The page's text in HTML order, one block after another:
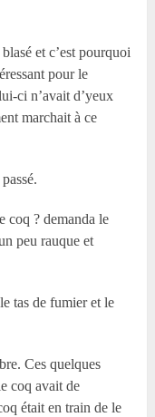
et c’est pourquoi
pour le
ci n’avait d’yeux
marchait à ce
coq ? demanda le
peu rauque et
tas de fumier et le
Ces quelques
coq avait de
était en train de le